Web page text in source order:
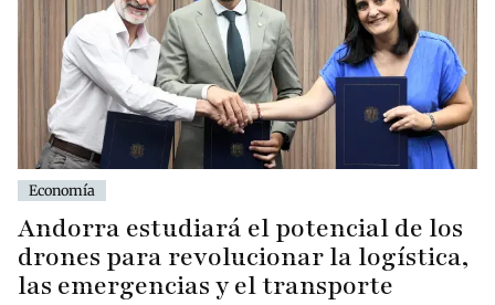
Economía
Andorra estudiará el potencial de los
drones para revolucionar la logística,
las emergencias y el transporte